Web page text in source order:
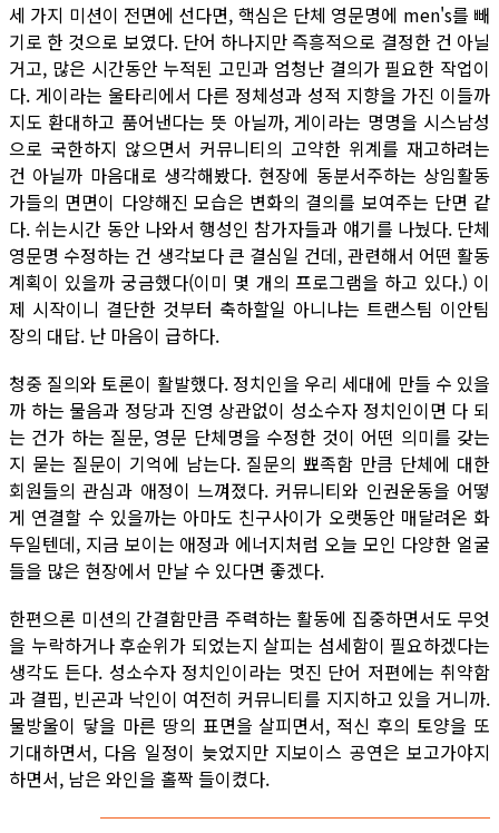
세 가지 미션이 전면에 선다면, 핵심은 단체 영문명에 men's를 빼
기로 한 것으로 보였다. 단어 하나지만 즉흥적으로 결정한 건 아닐
거고, 많은 시간동안 누적된 고민과 엄청난 결의가 필요한 작업이
다. 게이라는 울타리에서 다른 정체성과 성적 지향을 가진 이들까
지도 환대하고 품어낸다는 뜻 아닐까, 게이라는 명명을 시스남성
으로 국한하지 않으면서 커뮤니티의 고약한 위계를 재고하려는
건 아닐까 마음대로 생각해봤다. 현장에 동분서주하는 상임활동
가들의 면면이 다양해진 모습은 변화의 결의를 보여주는 단면 같
다. 쉬는시간 동안 나와서 행성인 참가자들과 얘기를 나눴다. 단체
영문명 수정하는 건 생각보다 큰 결심일 건데, 관련해서 어떤 활동
계획이 있을까 궁금했다(이미 몇 개의 프로그램을 하고 있다.) 이
제 시작이니 결단한 것부터 축하할일 아니냐는 트랜스팀 이안팀
장의 대답. 난 마음이 급하다.
청중 질의와 토론이 활발했다. 정치인을 우리 세대에 만들 수 있을
까 하는 물음과 정당과 진영 상관없이 성소수자 정치인이면 다 되
는 건가 하는 질문, 영문 단체명을 수정한 것이 어떤 의미를 갖는
지 묻는 질문이 기억에 남는다. 질문의 뾰족함 만큼 단체에 대한
회원들의 관심과 애정이 느껴졌다. 커뮤니티와 인권운동을 어떻
게 연결할 수 있을까는 아마도 친구사이가 오랫동안 매달려온 화
두일텐데, 지금 보이는 애정과 에너지처럼 오늘 모인 다양한 얼굴
들을 많은 현장에서 만날 수 있다면 좋겠다.
한편으론 미션의 간결함만큼 주력하는 활동에 집중하면서도 무엇
을 누락하거나 후순위가 되었는지 살피는 섬세함이 필요하겠다는
생각도 든다. 성소수자 정치인이라는 멋진 단어 저편에는 취약함
과 결핍, 빈곤과 낙인이 여전히 커뮤니티를 지지하고 있을 거니까.
물방울이 닿을 마른 땅의 표면을 살피면서, 적신 후의 토양을 또
기대하면서, 다음 일정이 늦었지만 지보이스 공연은 보고가야지
하면서, 남은 와인을 홀짝 들이켰다.